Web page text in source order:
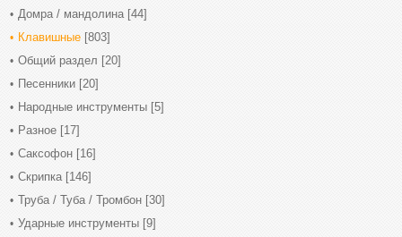
Домра / мандолина [44]
Клавишные [803]
Общий раздел [20]
Песенники [20]
Народные инструменты [5]
Разное [17]
Саксофон [16]
Скрипка [146]
Труба / Туба / Тромбон [30]
Ударные инструменты [9]